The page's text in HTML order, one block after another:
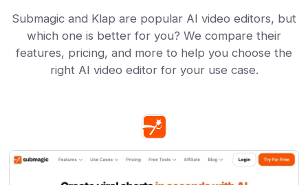
Submagic and Klap are popular AI video editors, but
which one is better for you? We compare their
features, pricing, and more to help you choose the
right AI video editor for your use case.